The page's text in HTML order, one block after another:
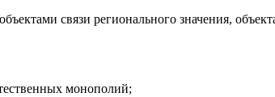
связи регионального значения,
монополий;